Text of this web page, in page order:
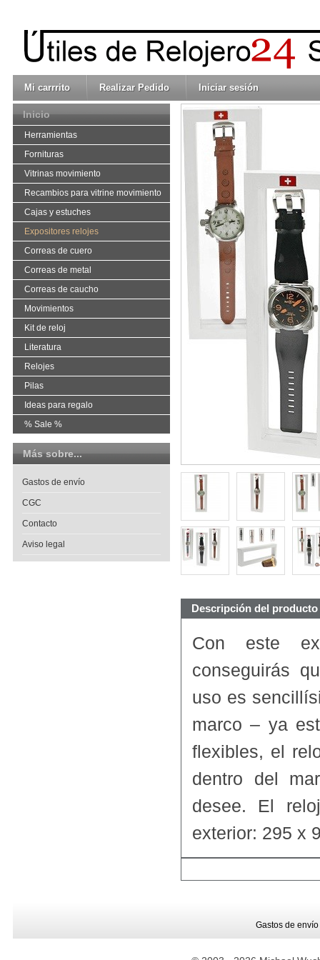
Mi carrrito Realizar Pedido Iniciar sesión
Descripción del producto
Con este
conseguirás
uso es
marco – ya
flexibles, el
dentro del
desee. El
exterior: 295 x
Inicio
Herramientas
Fornituras
Vitrinas movimiento
Recambios para vitrine movimiento
Cajas y estuches
Expositores relojes
Correas de cuero
Correas de metal
Correas de caucho
Movimientos
Kit de reloj
Literatura
Relojes
Pilas
Ideas para regalo
% Sale %
Más sobre...
Gastos de envío
CGC
Contacto
Aviso legal
Gastos de envío